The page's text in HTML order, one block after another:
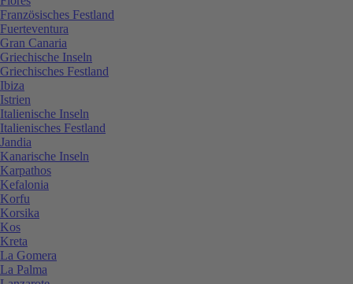
Französisches Festland
Fuerteventura
Gran Canaria
Griechische Inseln
Griechisches Festland
Ibiza
Istrien
Italienische Inseln
Italienisches Festland
Jandia
Kanarische Inseln
Karpathos
Kefalonia
Korfu
Korsika
Kos
Kreta
La Gomera
La Palma